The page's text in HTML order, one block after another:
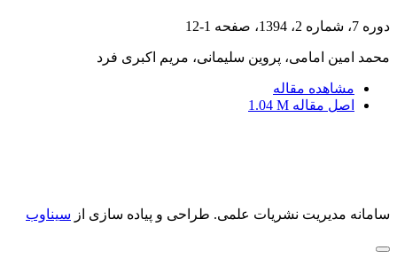
دوره 7، شماره 2، 1394، صفحه 1-12
محمد امین امامی، پروین سلیمانی، مریم اکبری فرد
مشاهده مقاله
اصل مقاله 1.04 M
سامانه مدیریت نشریات علمی. طراحی و پیاده سازی از سیناوب